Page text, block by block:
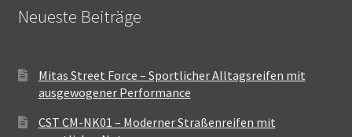
Neueste Beiträge
Mitas Street Force – Sportlicher Alltagsreifen mit
ausgewogener Performance
CST CM-NK01 – Moderner Straßenreifen mit